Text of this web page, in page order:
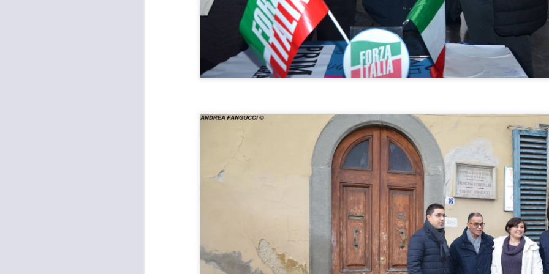
IMPRESA
LAVORI FIPILI, L’ULTIMA TEGOLA: L’INTERVENTO NON PREVEDE
PER AVR ALCUN UTILE DI IMPRESA
“Durante la seduta di mercoledì 28 luglio, del Consiglio metropolitano si
è tornati a discutere della Fipili autorizzando l’intervento di somma
IN 3 ANNI IL CONSIGLIO COMUNALE HA
APPROVATO OLTRE 20 MOZIONI DI FORZA ITALIA.
GANDOLA: ANCHE DALL’OPPOSIZIONE SI HA
POSSIBILITA’ DI INCIDERE
IN 3 ANNI IL CONSIGLIO COMUNALE HA APPROVATO OLTRE 20
MOZIONI DI FORZA ITALIA. GANDOLA: ANCHE
DALL’OPPOSIZIONE SI HA POSSIBILITA’ DI INCIDERE PURCHE’
SI ABBIANO IDEE E PROPOSTE CONCRETE.
AUG RACCOLTA FIRME CONTRO LA CACCIA,